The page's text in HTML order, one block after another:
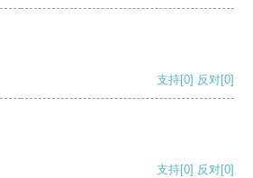
支持[0] 反对[0]
支持[0] 反对[0]